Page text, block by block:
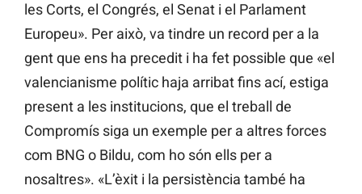
les Corts, el Congrés, el Senat i el Parlament
Europeu». Per això, va tindre un record per a la
gent que ens ha precedit i ha fet possible que «el
valencianisme polític haja arribat fins ací, estiga
present a les institucions, que el treball de
Compromís siga un exemple per a altres forces
com BNG o Bildu, com ho són ells per a
nosaltres». «L’èxit i la persistència també ha